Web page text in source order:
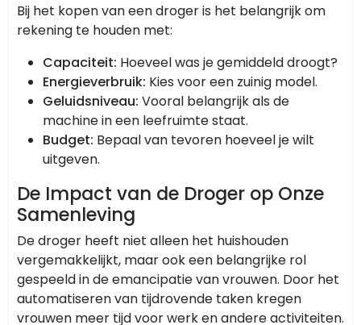
Bij het kopen van een droger is het belangrijk om
rekening te houden met:
Capaciteit: Hoeveel was je gemiddeld droogt?
Energieverbruik: Kies voor een zuinig model.
Geluidsniveau: Vooral belangrijk als de
machine in een leefruimte staat.
Budget: Bepaal van tevoren hoeveel je wilt
uitgeven.
De Impact van de Droger op Onze
Samenleving
De droger heeft niet alleen het huishouden
vergemakkelijkt, maar ook een belangrijke rol
gespeeld in de emancipatie van vrouwen. Door het
automatiseren van tijdrovende taken kregen
vrouwen meer tijd voor werk en andere activiteiten.